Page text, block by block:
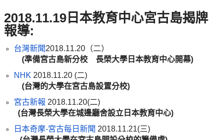
2018.11.19日本教育中心宮古島揭牌
報導:
台灣新聞2018.11.20（二）
(準備宮古島新分校 長榮大學日本教育中心開幕)
NHK 2018.11.20 (二)
(台灣的大學在宮古島設置分校)
宮古新報 2018.11.20(二)
(台灣長榮大學在城邊廳舍設立日本教育中心)
日本奇摩-宮古每日新聞 2018.11.21(三)